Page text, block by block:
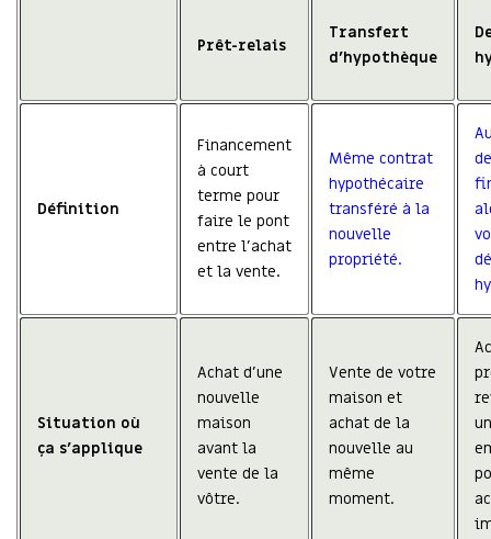
Prêt-relais
Transfert
d’hypothèque
Définition
Financement
à court
terme pour
faire le pont
entre l’achat
et la vente.
Même contrat
hypothécaire
transféré à la
nouvelle
propriété.
de
Situation où
ça s'applique
Achat d’une
nouvelle
maison
avant la
vente de la
vôtre.
Vente de votre
maison et
achat de la
nouvelle au
même
moment.